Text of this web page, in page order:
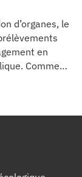
d’organes, le
en
Comme